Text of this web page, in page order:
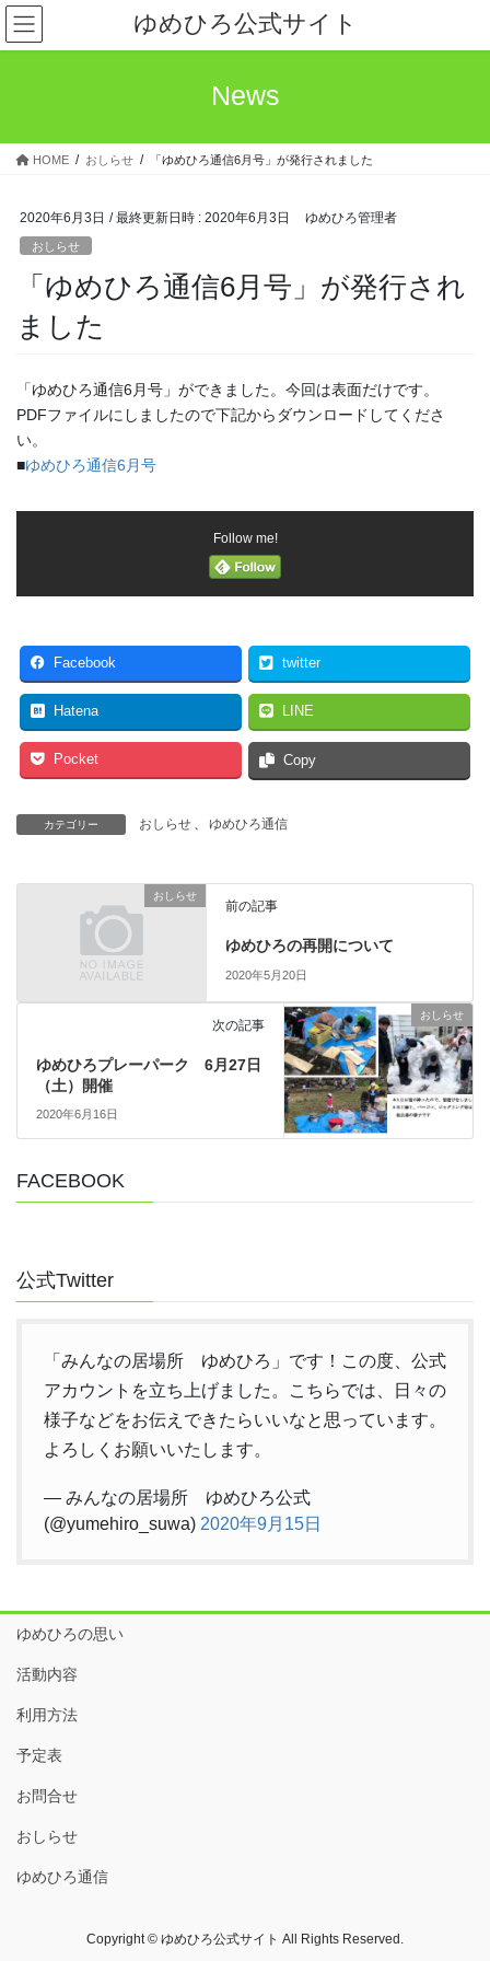
コ
ン
テ
ス
ナ
ビ
ゲ
ン
ゆめひろ公式サイト
News
HOME おしらせ 「ゆめひろ通信6月号」が発行されました
2020年6月3日 / 最終更新日時 : 2020年6月3日 ゆめひろ管理者
おしらせ
「ゆめひろ通信6月号」が発行され
ました
「ゆめひろ通信6月号」ができました。今回は表面だけです。
PDFファイルにしましたので下記からダウンロードしてくださ
い。
■ゆめひろ通信6月号
Follow me!
Facebook twitter
Hatena LINE
Pocket Copy
カテゴリー おしらせ 、 ゆめひろ通信
おしらせ
前の記事
ゆめひろの再開について
2020年5月20日
おしらせ
次の記事
ゆめひろプレーパーク 6月27日
（土）開催
2020年6月16日
FACEBOOK
公式Twitter
「みんなの居場所 ゆめひろ」です！この度、公式
アカウントを立ち上げました。こちらでは、日々の
様子などをお伝えできたらいいなと思っています。
よろしくお願いいたします。
— みんなの居場所 ゆめひろ公式
(@yumehiro_suwa) 2020年9月15日
ゆめひろの思い
活動内容
利用方法
予定表
お問合せ
おしらせ
ゆめひろ通信
Copyright © ゆめひろ公式サイト All Rights Reserved.